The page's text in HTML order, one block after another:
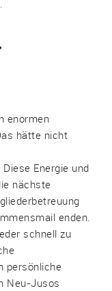
enormen
hätte nicht
Energie und
nächste
enden.
schnell zu
persönliche
Neu-Jusos